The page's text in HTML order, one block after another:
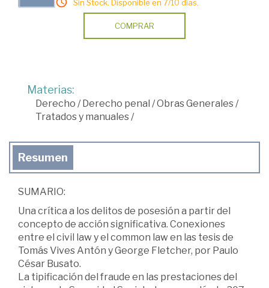
Sin Stock. Disponible en 7/10 días.
COMPRAR
Materias:
Derecho / Derecho penal /Obras Generales/
Tratados y manuales/
Resumen
SUMARIO:
Una crítica a los delitos de posesión a partir del
concepto de acción significativa. Conexiones
entre el civil law y el common law en las tesis de
Tomás Vives Antón y George Fletcher, por Paulo
César Busato.
La tipificación del fraude en las prestaciones del